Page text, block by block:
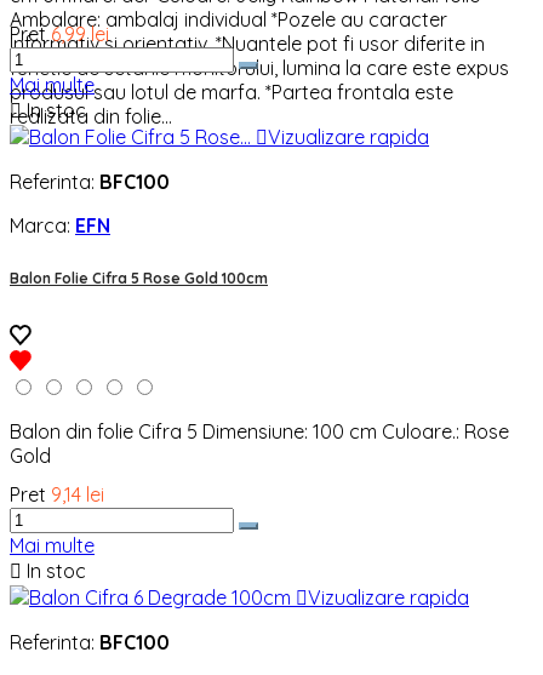
Ambalare: ambalaj individual *Pozele au caracter
informativ si orientativ. *Nuantele pot fi usor diferite in
functie de setarile monitorului, lumina la care este expus
produsul sau lotul de marfa. *Partea frontala este
realizata din folie...
Pret 6,99 lei
Mai multe
In stoc
Vizualizare rapida
Referinta: BFC100
Marca: EFN
Balon Folie Cifra 5 Rose Gold 100cm
Balon din folie Cifra 5 Dimensiune: 100 cm Culoare.: Rose
Gold
Pret 9,14 lei
Mai multe
 In stoc
Vizualizare rapida
Referinta: BFC100